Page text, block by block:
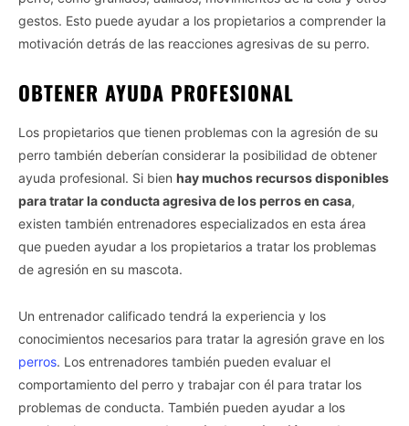
gestos. Esto puede ayudar a los propietarios a comprender la
motivación detrás de las reacciones agresivas de su perro.
OBTENER AYUDA PROFESIONAL
Los propietarios que tienen problemas con la agresión de su
perro también deberían considerar la posibilidad de obtener
ayuda profesional. Si bien hay muchos recursos disponibles
para tratar la conducta agresiva de los perros en casa,
existen también entrenadores especializados en esta área
que pueden ayudar a los propietarios a tratar los problemas
de agresión en su mascota.
Un entrenador calificado tendrá la experiencia y los
conocimientos necesarios para tratar la agresión grave en los
perros. Los entrenadores también pueden evaluar el
comportamiento del perro y trabajar con él para tratar los
problemas de conducta. También pueden ayudar a los